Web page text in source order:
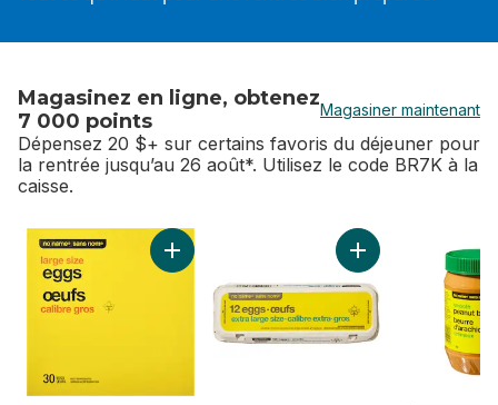
Magasinez en ligne, obtenez
7 000 points
Magasiner maintenant
Dépensez 20 $+ sur certains favoris du déjeuner pour
la rentrée jusqu’au 26 août*. Utilisez le code BR7K à la
caisse.
sauter Magasinez en ligne, obtenez 7 000 points
Ajouter Œufs, calibre gros au panier
Ajouter Lot de 12